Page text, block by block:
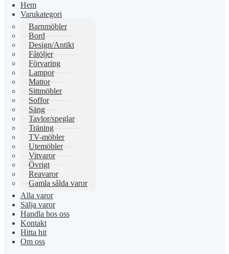
Hem
Varukategori
Barnmöbler
Bord
Design/Antikt
Fåtöljer
Förvaring
Lampor
Mattor
Sittmöbler
Soffor
Säng
Tavlor/speglar
Träning
TV-möbler
Utemöbler
Vitvaror
Övrigt
Reavaror
Gamla sålda varor
Alla varor
Sälja varor
Handla hos oss
Kontakt
Hitta hit
Om oss